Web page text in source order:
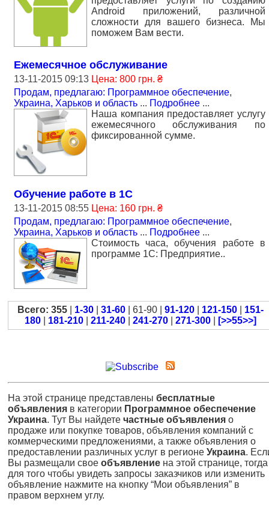
Аndroid приложений, различной
сложности для вашего бизнеса. Мы
поможем Вам вести.
Ежемесячное обслуживание
13-11-2015 09:13 Цена: 800 грн. ₴
Продам, предлагаю: Программное обеспечение,
Украина, Харьков и область ... Подробнее ...
Наша компания предоставляет услугу
ежемесячного обслуживания по
фиксированной сумме.
Обучение работе в 1С
13-11-2015 08:55 Цена: 160 грн. ₴
Продам, предлагаю: Программное обеспечение,
Украина, Харьков и область ... Подробнее ...
Стоимость часа, обучения работе в
программе 1С: Предприятие..
Всего: 355| 1-30| 31-60| 61-90 | 91-120| 121-150| 151-
180| 181-210| 211-240| 241-270| 271-300| [>>55>>]
На этой странице представлены бесплатные
объявления в категории Программное обеспечение
Украина. Тут Вы найдете частные объявления о
продаже или покупке товаров, объявления компаний с
коммерческими предложениями, а также объявления о
предоставлении различных услуг в регионе Украина.
Вы размещали свое объявление на этой странице, тогда
для того чтобы увидеть запросы заказчиков или изменить
объявление нажмите на кнопку “Мои объявления” в
правом верхнем углу.